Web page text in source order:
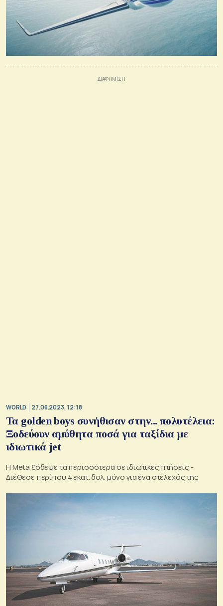
WORLD 27.06.2023, 12:18
Τα golden boys συνήθισαν στην... πολυτέλεια:
Ξοδεύουν αμύθητα ποσά για ταξίδια με
ιδιωτικά jet
Η Meta ξόδεψε τα περισσότερα σε ιδιωτικές πτήσεις -
Διέθεσε περίπου 4 εκατ. δολ. μόνο για ένα στέλεχός της